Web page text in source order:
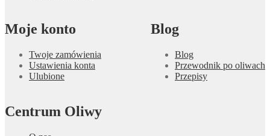
Moje konto
Twoje zamówienia
Ustawienia konta
Ulubione
Blog
Blog
Przewodnik po oliwach
Przepisy
Centrum Oliwy